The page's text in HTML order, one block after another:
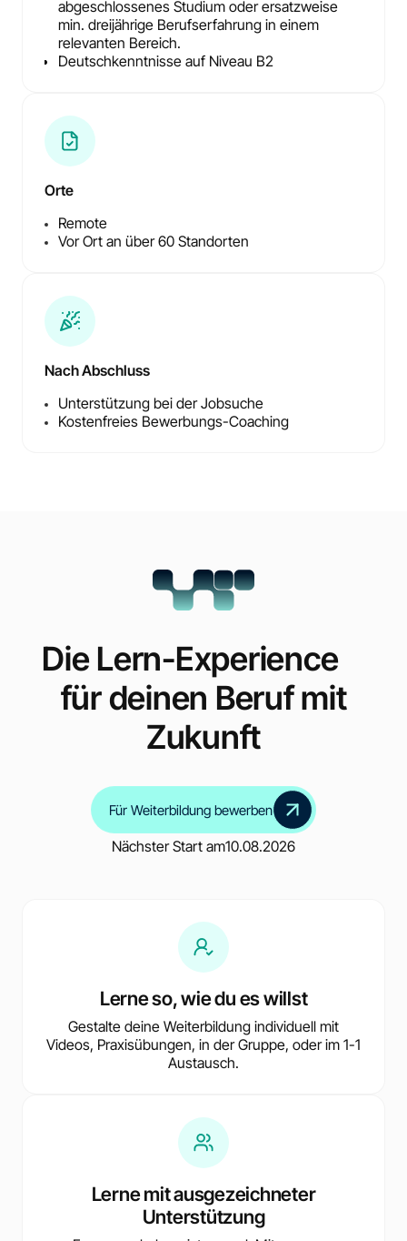
abgeschlossenes Studium oder ersatzweise
min. dreijährige Berufserfahrung in einem
relevanten Bereich.
Deutschkenntnisse auf Niveau B2
Orte
Remote
Vor Ort an über 60 Standorten
Nach Abschluss
Unterstützung bei der Jobsuche
Kostenfreies Bewerbungs-Coaching
Die Lern-Experience
für deinen Beruf mit
Zukunft
Für Weiterbildung bewerben
Nächster Start am10.08.2026
Lerne so, wie du es willst
Gestalte deine Weiterbildung individuell mit
Videos, Praxisübungen, in der Gruppe, oder im 1-1
Austausch.
Lerne mit ausgezeichneter
Unterstützung